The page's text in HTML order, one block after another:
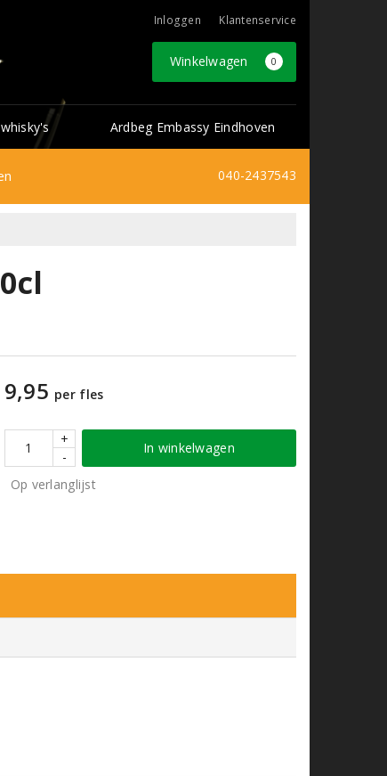
Inloggen Klantenservice
Winkelwagen 0
Ardbeg Embassy Eindhoven
040-2437543
9,95 per fles
+
-
In winkelwagen
Op verlanglijst